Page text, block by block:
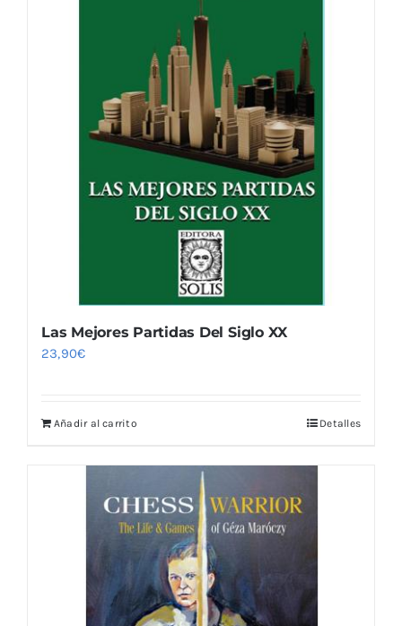
Las Mejores Partidas Del Siglo XX
23,90€
Añadir al carrito Detalles